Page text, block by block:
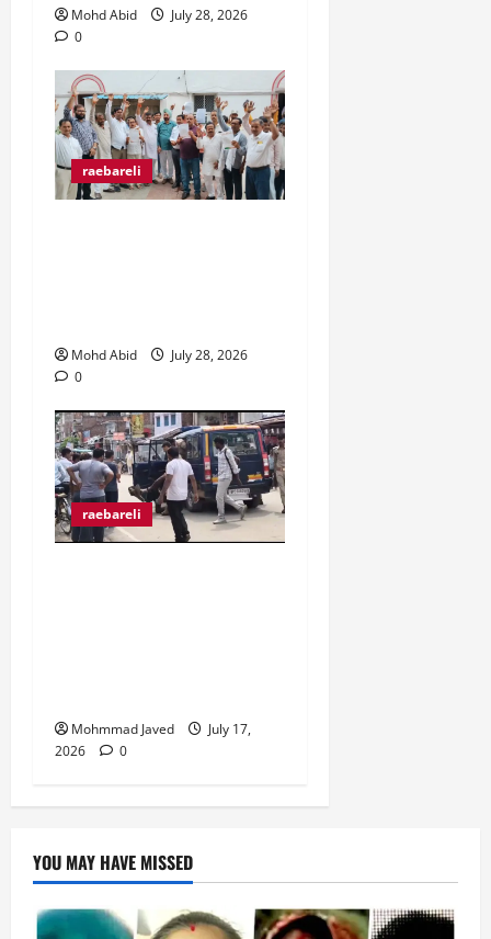
Mohd Abid
July 28, 2026
0
raebareli
Mohd Abid
July 28, 2026
0
raebareli
Mohmmad Javed
July 17,
2026
0
YOU MAY HAVE MISSED